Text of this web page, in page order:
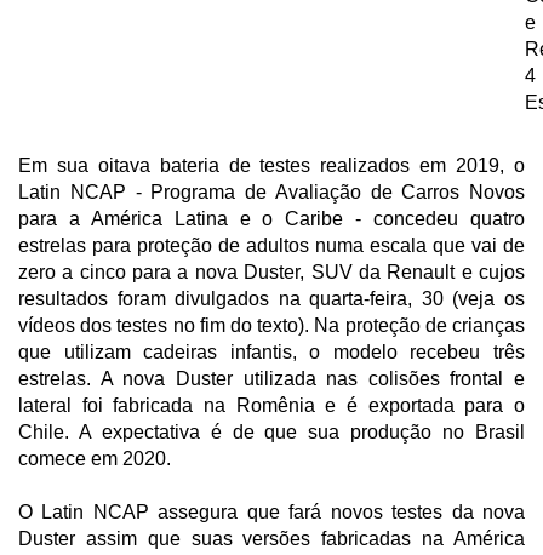
Em sua oitava bateria de testes realizados em 2019, o
Latin NCAP - Programa de Avaliação de Carros Novos
para a América Latina e o Caribe - concedeu quatro
estrelas para proteção de adultos numa escala que vai de
zero a cinco para a nova Duster, SUV da Renault e cujos
resultados foram divulgados na quarta-feira, 30 (veja os
vídeos dos testes no fim do texto). Na proteção de crianças
que utilizam cadeiras infantis, o modelo recebeu três
estrelas. A nova Duster utilizada nas colisões frontal e
lateral foi fabricada na Romênia e é exportada para o
Chile. A expectativa é de que sua produção no Brasil
comece em 2020.
O Latin NCAP assegura que fará novos testes da nova
Duster assim que suas versões fabricadas na América